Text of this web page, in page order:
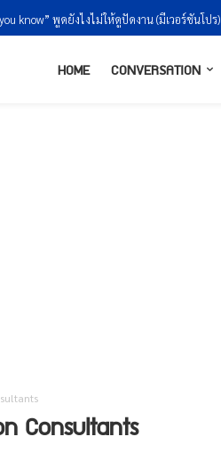
know” พูดยังไงไม่ให้ดูปัดงาน (มีเวอร์ชันโปร)
HOME CONVERSATION
Consultants